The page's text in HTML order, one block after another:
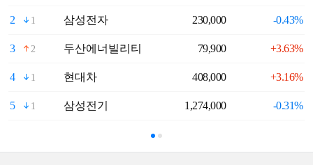
2 1 삼성전자 230,000 -0.43%
3 2 두산에너빌리티 79,900 +3.63%
4 1 현대차 408,000 +3.16%
5 1 삼성전기 1,274,000 -0.31%